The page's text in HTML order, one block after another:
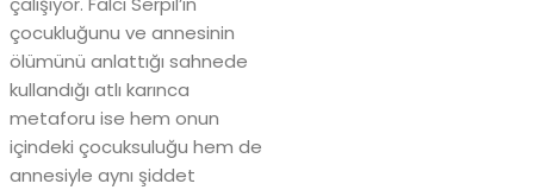
çocukluğunu ve annesinin
ölümünü anlattığı sahnede
kullandığı atlı karınca
metaforu ise hem onun
içindeki çocuksuluğu hem de
annesiyle aynı şiddet